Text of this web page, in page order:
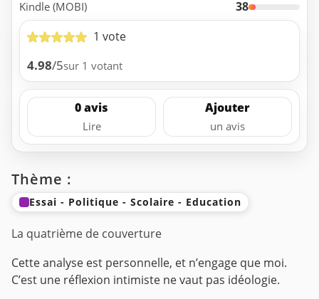
Kindle (MOBI)
38
1 vote
4.98/5sur 1 votant
0 avis
Lire
Ajouter
un avis
Thème :
Essai - Politique - Scolaire - Education
La quatrième de couverture
Cette analyse est personnelle, et n’engage que moi.
C’est une réflexion intimiste ne vaut pas idéologie.